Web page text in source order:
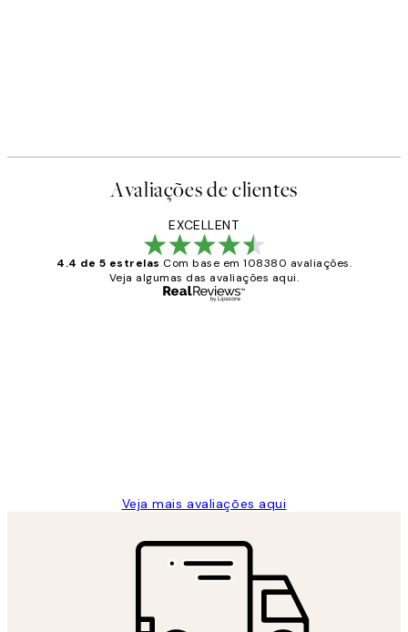
Avaliações de clientes
EXCELLENT
4.4 de 5 estrelas Com base em 108380 avaliações.
Veja algumas das avaliações aqui.
Veja mais avaliações aqui